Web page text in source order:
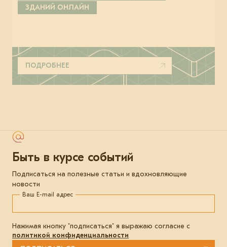
ЗДАНИЙ ОНЛАЙН
ПОДРОБНЕЕ
Быть в курсе событий
Подписаться на полезные статьи и вдохновляющие
новости
Ваш E-mail адрес
Нажимая кнопку "подписаться" я выражаю согласие с
политикой конфиденциальности